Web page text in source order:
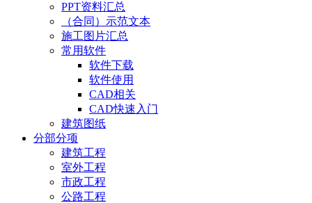
PPT资料汇总
（合同）示范文本
施工图片汇总
常用软件
软件下载
软件使用
CAD相关
CAD快速入门
建筑图纸
分部分项
建筑工程
室外工程
市政工程
公路工程